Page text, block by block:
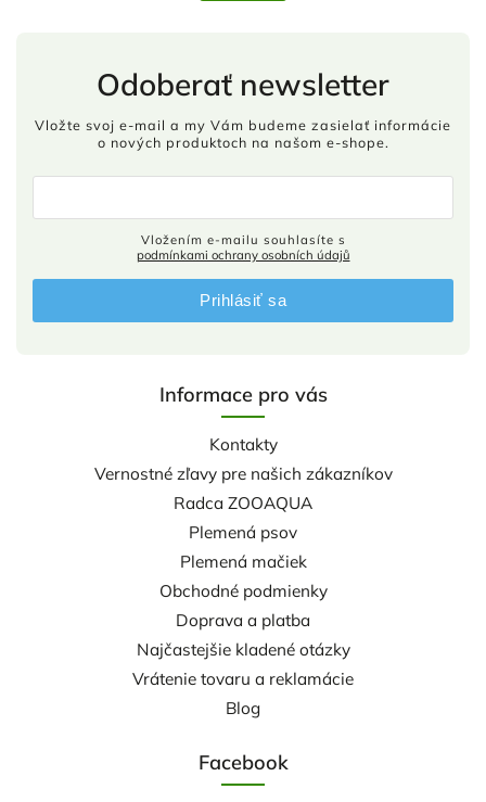
Informace pro vás
Kontakty
Vernostné zľavy pre našich zákazníkov
Radca ZOOAQUA
Plemená psov
Plemená mačiek
Obchodné podmienky
Doprava a platba
Najčastejšie kladené otázky
Vrátenie tovaru a reklamácie
Blog
Facebook
Odoberať newsletter
Vložte svoj e-mail a my Vám budeme zasielať informácie
o nových produktoch na našom e-shope.
podmínkami ochrany osobních údajů
Prihlásiť sa